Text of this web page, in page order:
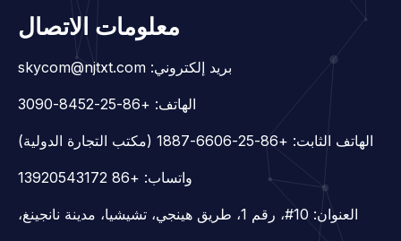
معلومات الاتصال
بريد إلكتروني: skycom@njtxt.com
الهاتف: +86-25-8452-3090
الهاتف الثابت: +86-25-6606-1887 (مكتب التجارة الدولية)
واتساب: +86 13920543172
العنوان: 10#، رقم 1، طريق هينجي، تشيشيا، مدينة نانجينغ،